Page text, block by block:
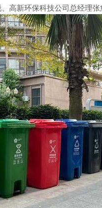
高新环保科技公司总经理张